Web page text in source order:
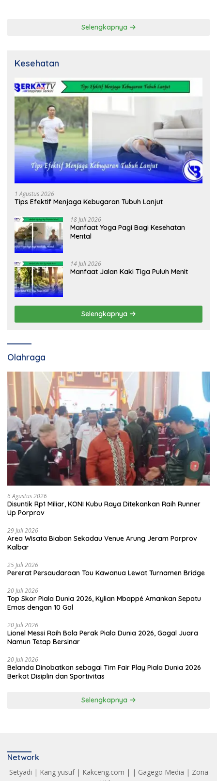
Selengkapnya
Kesehatan
1 Agustus 2026
Tips Efektif Menjaga Kebugaran Tubuh Lanjut
18 Juli 2026
Manfaat Yoga Pagi Bagi Kesehatan
Mental
14 Juli 2026
Manfaat Jalan Kaki Tiga Puluh Menit
Selengkapnya
Olahraga
6 Agustus 2026
Disuntik Rp1 Miliar, KONI Kubu Raya Ditekankan Raih Runner
Up Porprov
29 Juli 2026
Area Wisata Biaban Sekadau Venue Arung Jeram Porprov
Kalbar
25 Juli 2026
Pererat Persaudaraan Tou Kawanua Lewat Turnamen Bridge
20 Juli 2026
Top Skor Piala Dunia 2026, Kylian Mbappé Amankan Sepatu
Emas dengan 10 Gol
20 Juli 2026
Lionel Messi Raih Bola Perak Piala Dunia 2026, Gagal Juara
Namun Tetap Bersinar
20 Juli 2026
Belanda Dinobatkan sebagai Tim Fair Play Piala Dunia 2026
Berkat Disiplin dan Sportivitas
Selengkapnya
Network
Setyadi | Kang yusuf| Kakceng.com | | Gagego Media | Zona